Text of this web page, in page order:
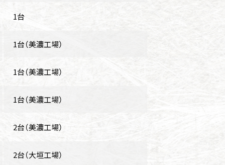
1台
1台（美濃工場）
1台（美濃工場）
1台（美濃工場）
2台（美濃工場）
2台（大垣工場）